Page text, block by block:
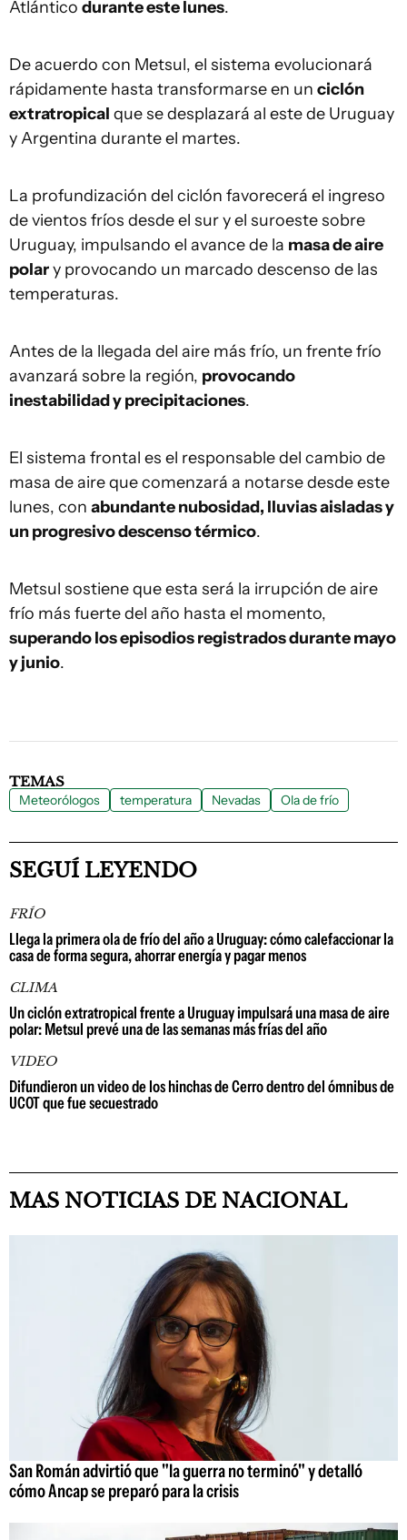
Atlántico durante este lunes.
De acuerdo con Metsul, el sistema evolucionará
rápidamente hasta transformarse en un ciclón
extratropical que se desplazará al este de Uruguay
y Argentina durante el martes.
La profundización del ciclón favorecerá el ingreso
de vientos fríos desde el sur y el suroeste sobre
Uruguay, impulsando el avance de la masa de aire
polary provocando un marcado descenso de las
temperaturas.
Antes de la llegada del aire más frío, un frente frío
avanzará sobre la región, provocando
inestabilidad y precipitaciones.
El sistema frontal es el responsable del cambio de
masa de aire que comenzará a notarse desde este
lunes, con abundante nubosidad, lluvias aisladas y
un progresivo descenso térmico.
Metsul sostiene que esta será la irrupción de aire
frío más fuerte del año hasta el momento,
superando los episodios registrados durante mayo
y junio.
TEMAS
Meteorólogos temperatura Nevadas Ola de frío
SEGUÍ LEYENDO
FRÍO
Llega la primera ola de frío del año a Uruguay: cómo calefaccionar la
casa de forma segura, ahorrar energía y pagar menos
CLIMA
Un ciclón extratropical frente a Uruguay impulsará una masa de aire
polar: Metsul prevé una de las semanas más frías del año
VIDEO
Difundieron un video de los hinchas de Cerro dentro del ómnibus de
UCOT que fue secuestrado
MAS NOTICIAS DE NACIONAL
San Román advirtió que "la guerra no terminó" y detalló
cómo Ancap se preparó para la crisis